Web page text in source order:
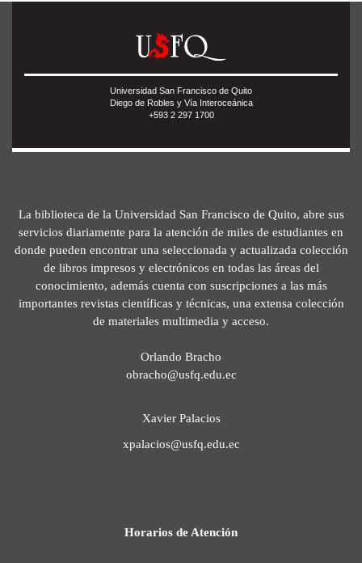
Universidad San Francisco de Quito
Diego de Robles y Vía Interoceánica
+593 2 297 1700
La biblioteca de la Universidad San Francisco de Quito, abre sus
servicios diariamente para la atención de miles de estudiantes en
donde pueden encontrar una seleccionada y actualizada colección
de libros impresos y electrónicos en todas las áreas del
conocimiento, además cuenta con suscripciones a las más
importantes revistas científicas y técnicas, una extensa colección
de materiales multimedia y acceso.
Orlando Bracho
obracho@usfq.edu.ec
Xavier Palacios
xpalacios@usfq.edu.ec
Horarios de Atención